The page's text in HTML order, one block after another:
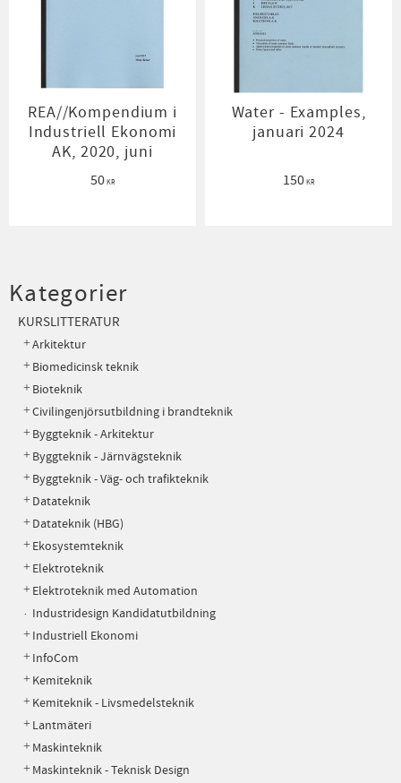
REA//Kompendium i
Industriell Ekonomi
AK, 2020, juni
50KR
Water - Examples,
januari 2024
150KR
Kategorier
KURSLITTERATUR
Arkitektur
Biomedicinsk teknik
Bioteknik
Civilingenjörsutbildning i brandteknik
Byggteknik - Arkitektur
Byggteknik - Järnvägsteknik
Byggteknik - Väg- och trafikteknik
Datateknik
Datateknik (HBG)
Ekosystemteknik
Elektroteknik
Elektroteknik med Automation
Industridesign Kandidatutbildning
Industriell Ekonomi
InfoCom
Kemiteknik
Kemiteknik - Livsmedelsteknik
Lantmäteri
Maskinteknik
Maskinteknik - Teknisk Design